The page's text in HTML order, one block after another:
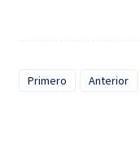
Primero Anterior